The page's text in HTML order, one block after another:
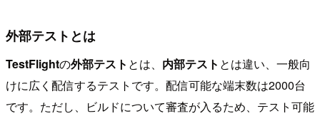
外部テストとは
TestFlightの外部テスト とは、 内部テスト とは違い、一般向
けに広く配信するテストです。配信可能な端末数は2000台
です。ただし、ビルドについて審査が入るため、テスト可能